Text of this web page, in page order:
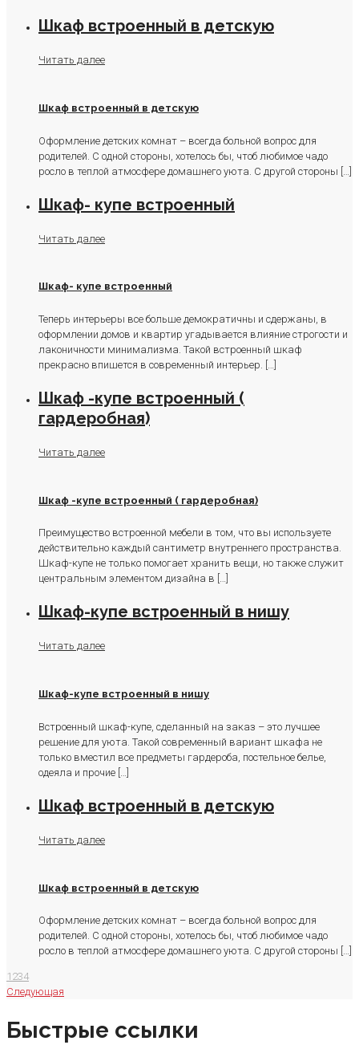
Шкаф встроенный в детскую
Читать далее
Шкаф встроенный в детскую
Оформление детских комнат – всегда больной вопрос для
родителей. С одной стороны, хотелось бы, чтоб любимое чадо
росло в теплой атмосфере домашнего уюта. С другой стороны […]
Шкаф- купе встроенный
Читать далее
Шкаф- купе встроенный
Теперь интерьеры все больше демократичны и сдержаны, в
оформлении домов и квартир угадывается влияние строгости и
лаконичности минимализма. Такой встроенный шкаф
прекрасно впишется в современный интерьер. […]
Шкаф -купе встроенный (
гардеробная)
Читать далее
Шкаф -купе встроенный ( гардеробная)
Преимущество встроенной мебели в том, что вы используете
действительно каждый сантиметр внутреннего пространства.
Шкаф-купе не только помогает хранить вещи, но также служит
центральным элементом дизайна в […]
Шкаф-купе встроенный в нишу
Читать далее
Шкаф-купе встроенный в нишу
Встроенный шкаф-купе, сделанный на заказ – это лучшее
решение для уюта. Такой современный вариант шкафа не
только вместил все предметы гардероба, постельное белье,
одеяла и прочие
Шкаф встроенный в детскую
Читать далее
Шкаф встроенный в детскую
Оформление детских комнат – всегда больной вопрос для
родителей. С одной стороны, хотелось бы, чтоб любимое чадо
росло в теплой атмосфере домашнего уюта. С другой стороны […]
1 234
Следующая
Быстрые ссылки